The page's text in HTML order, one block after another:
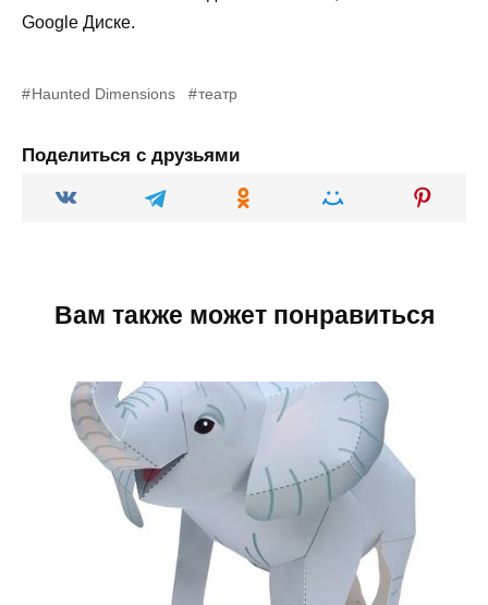
Google Диске.
Haunted Dimensions театр
Поделиться с друзьями
Вам также может понравиться